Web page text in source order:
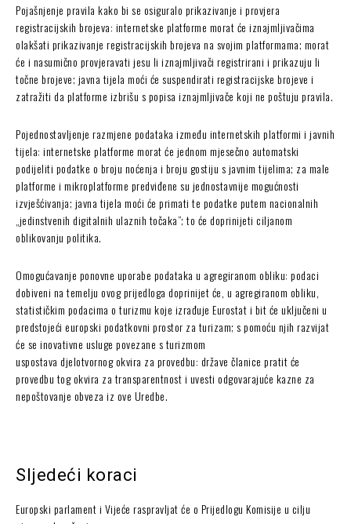
Pojašnjenje pravila kako bi se osiguralo prikazivanje i provjera
registracijskih brojeva: internetske platforme morat će iznajmljivačima
olakšati prikazivanje registracijskih brojeva na svojim platformama; morat
će i nasumično provjeravati jesu li iznajmljivači registrirani i prikazuju li
točne brojeve; javna tijela moći će suspendirati registracijske brojeve i
zatražiti da platforme izbrišu s popisa iznajmljivače koji ne poštuju pravila.
Pojednostavljenje razmjene podataka između internetskih platformi i javnih
tijela: internetske platforme morat će jednom mjesečno automatski
podijeliti podatke o broju noćenja i broju gostiju s javnim tijelima; za male
platforme i mikroplatforme predviđene su jednostavnije mogućnosti
izvješćivanja; javna tijela moći će primati te podatke putem nacionalnih
„jedinstvenih digitalnih ulaznih točaka”; to će doprinijeti ciljanom
oblikovanju politika.
Omogućavanje ponovne uporabe podataka u agregiranom obliku: podaci
dobiveni na temelju ovog prijedloga doprinijet će, u agregiranom obliku,
statističkim podacima o turizmu koje izrađuje Eurostat i bit će uključeni u
predstojeći europski podatkovni prostor za turizam; s pomoću njih razvijat
će se inovativne usluge povezane s turizmom
uspostava djelotvornog okvira za provedbu: države članice pratit će
provedbu tog okvira za transparentnost i uvesti odgovarajuće kazne za
nepoštovanje obveza iz ove Uredbe.
Sljedeći koraci
Europski parlament i Vijeće raspravljat će o Prijedlogu Komisije u cilju